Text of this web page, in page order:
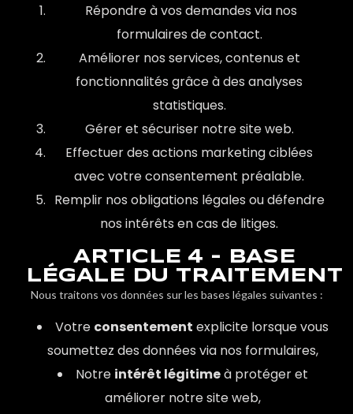
Répondre à vos demandes via nos
formulaires de contact.
Améliorer nos services, contenus et
fonctionnalités grâce à des analyses
statistiques.
Gérer et sécuriser notre site web.
Effectuer des actions marketing ciblées
avec votre consentement préalable.
Remplir nos obligations légales ou défendre
nos intérêts en cas de litiges.
ARTICLE 4 - BASE
LÉGALE DU TRAITEMENT
Nous traitons vos données sur les bases légales suivantes :
Votre consentement explicite lorsque vous
soumettez des données via nos formulaires,
Notre intérêt légitimeà protéger et
améliorer notre site web,